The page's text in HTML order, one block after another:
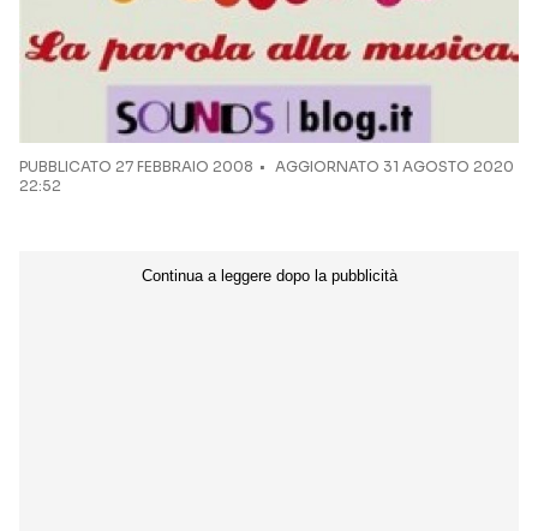
PUBBLICATO 27 FEBBRAIO 2008
AGGIORNATO 31 AGOSTO 2020
22:52